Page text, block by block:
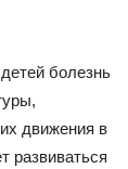
болезнь
движения в
развиваться